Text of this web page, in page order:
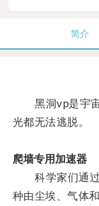
简介
黑洞vp是宇宙
光都无法逃脱。
爬墙专用加速器
科学家们通过
种由尘埃、气体